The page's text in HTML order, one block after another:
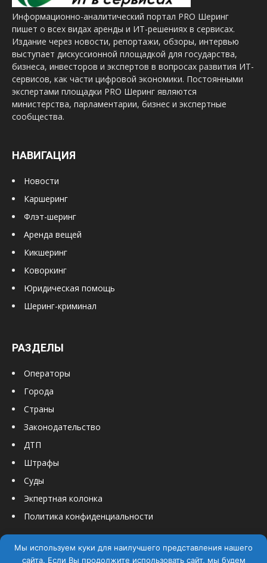
Информационно-аналитический портал PRO Шеринг
пишет о всех видах аренды и ИТ-решениях в сервисах.
Издание через новости, репортажи, обзоры, интервью
выступает дискуссионной площадкой для государства,
бизнеса, инвесторов и экспертов в вопросах развития ИТ-
сервисов, как части цифровой экономики. Постоянными
экспертами площадки PRO Шеринг являются
министерства, парламентарии, бизнес и экспертные
сообщества.
НАВИГАЦИЯ
Новости
Каршеринг
Флэт-шеринг
Аренда вещей
Кикшеринг
Коворкинг
Юридическая помощь
Шеринг-криминал
РАЗДЕЛЫ
Операторы
Города
Страны
Законодательство
ДТП
Штрафы
Суды
Экпертная колонка
Политика конфиденциальности
Мы используем куки для наилучшего представления нашего
сайта. Если Вы продолжите использовать сайт, мы будем